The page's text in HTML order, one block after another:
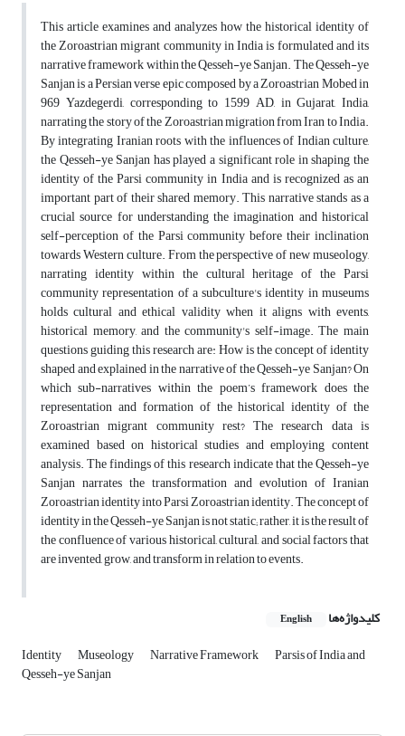
This article examines and analyzes how the historical identity of
the Zoroastrian migrant community in India is formulated and its
narrative framework within the Qesseh-ye Sanjan. The Qesseh-ye
Sanjan is a Persian verse epic composed by a Zoroastrian Mobed in
969 Yazdegerdi, corresponding to 1599 AD, in Gujarat, India,
narrating the story of the Zoroastrian migration from Iran to India.
By integrating Iranian roots with the influences of Indian culture,
the Qesseh-ye Sanjan has played a significant role in shaping the
identity of the Parsi community in India and is recognized as an
important part of their shared memory. This narrative stands as a
crucial source for understanding the imagination and historical
self-perception of the Parsi community before their inclination
towards Western culture. From the perspective of new museology,
narrating identity within the cultural heritage of the Parsi
community representation of a subculture's identity in museums
holds cultural and ethical validity when it aligns with events,
historical memory, and the community's self-image. The main
questions guiding this research are: How is the concept of identity
shaped and explained in the narrative of the Qesseh-ye Sanjan? On
which sub-narratives within the poem’s framework does the
representation and formation of the historical identity of the
Zoroastrian migrant community rest? The research data is
examined based on historical studies and employing content
analysis. The findings of this research indicate that the Qesseh-ye
Sanjan narrates the transformation and evolution of Iranian
Zoroastrian identity into Parsi Zoroastrian identity. The concept of
identity in the Qesseh-ye Sanjan is not static; rather, it is the result of
the confluence of various historical, cultural, and social factors that
are invented, grow, and transform in relation to events.
کلیدواژه‌ها English
Identity Museology Narrative Framework Parsis of India and
Qesseh-ye Sanjan